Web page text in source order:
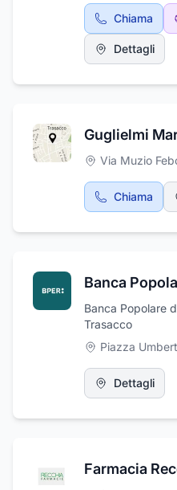
trasporto e
comune e
ardente,
pratiche e
l'agenzia
Chiama
Dettagli
Guglielmi
Via Muzio
Chiama
Banca Popolare
Trasacco
Piazza
Dettagli
Farmacia